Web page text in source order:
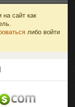
сайт как
либо войти